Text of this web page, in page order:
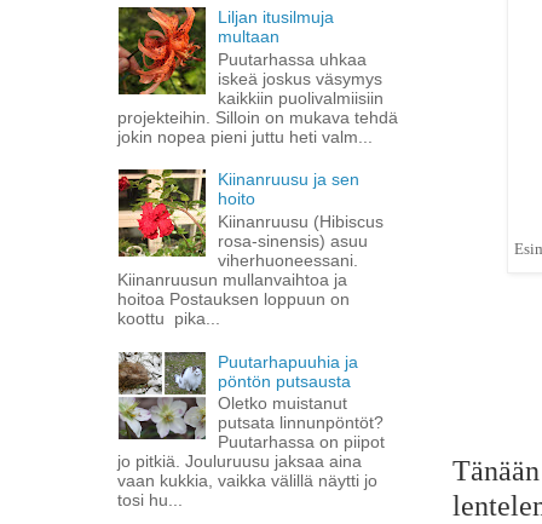
Liljan itusilmuja
multaan
Puutarhassa uhkaa
iskeä joskus väsymys
kaikkiin puolivalmiisiin
projekteihin. Silloin on mukava tehdä
jokin nopea pieni juttu heti valm...
Kiinanruusu ja sen
hoito
Kiinanruusu (Hibiscus
rosa-sinensis) asuu
viherhuoneessani.
Kiinanruusun mullanvaihtoa ja
hoitoa Postauksen loppuun on
koottu pika...
Puutarhapuuhia ja
pöntön putsausta
Oletko muistanut
putsata linnunpöntöt?
Puutarhassa on piipot
jo pitkiä. Jouluruusu jaksaa aina
vaan kukkia, vaikka välillä näytti jo
tosi hu...